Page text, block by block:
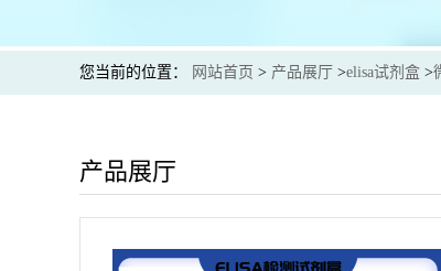
您当前的位置： 网站首页 > 产品展厅 >elisa试剂盒 >
产品展厅